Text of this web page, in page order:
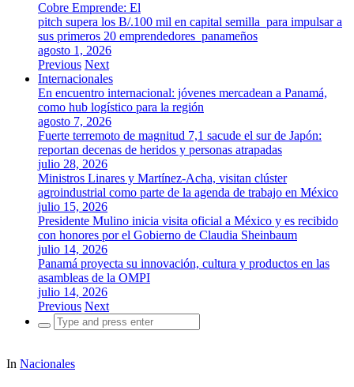
Cobre Emprende: El
pitch supera los B/.100 mil en capital semilla para impulsar a
sus primeros 20 emprendedores panameños
agosto 1, 2026
Previous Next
Internacionales
En encuentro internacional: jóvenes mercadean a Panamá,
como hub logístico para la región
agosto 7, 2026
Fuerte terremoto de magnitud 7,1 sacude el sur de Japón:
reportan decenas de heridos y personas atrapadas
julio 28, 2026
Ministros Linares y Martínez-Acha, visitan clúster
agroindustrial como parte de la agenda de trabajo en México
julio 15, 2026
Presidente Mulino inicia visita oficial a México y es recibido
con honores por el Gobierno de Claudia Sheinbaum
julio 14, 2026
Panamá proyecta su innovación, cultura y productos en las
asambleas de la OMPI
julio 14, 2026
Previous Next
Search
for:
In Nacionales